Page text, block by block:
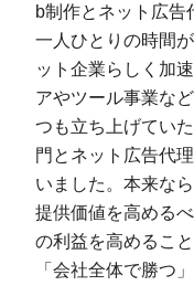
b制作とネット広告
一人ひとりの時間
ット企業らしく加
アやツール事業な
つも立ち上げてい
門とネット広告代
いました。本来な
提供価値を高める
の利益を高めるこ
「会社全体で勝つ